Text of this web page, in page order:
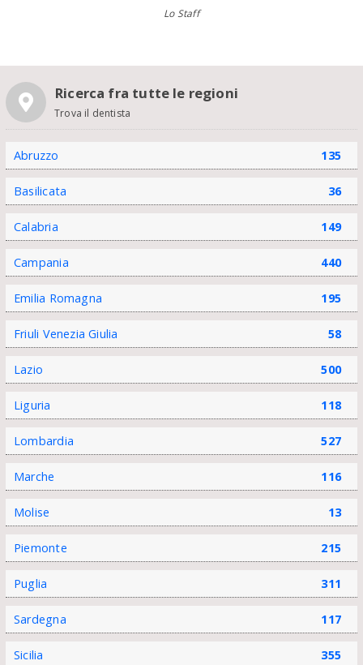
Lo Staff
Ricerca fra tutte le regioni
Trova il dentista
Abruzzo 135
Basilicata 36
Calabria 149
Campania 440
Emilia Romagna 195
Friuli Venezia Giulia 58
Lazio 500
Liguria 118
Lombardia 527
Marche 116
Molise 13
Piemonte 215
Puglia 311
Sardegna 117
Sicilia 355